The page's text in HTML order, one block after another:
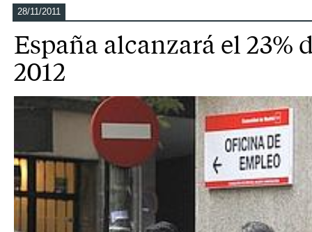
28/11/2011
España alcanzará el 23%
2012